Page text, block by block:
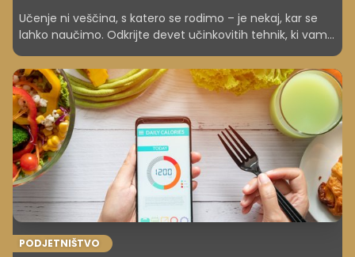
Učenje ni veščina, s katero se rodimo – je nekaj, kar se
lahko naučimo. Odkrijte devet učinkovitih tehnik, ki vam
bodo pomagale izboljšati pomnjenje, razumevanje in
uporabo znanja. Od vizualizacije in miselnih vzorcev do
mnemotehnik in palače spomina – preverite, katera
metoda vam najbolj ustreza. Učite se pametneje, ne
več.
PODJETNIŠTVO